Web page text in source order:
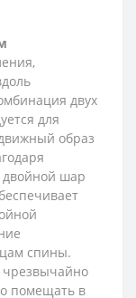
двух
для
образ
двойной шар
спины.
чрезвычайно
помещать в